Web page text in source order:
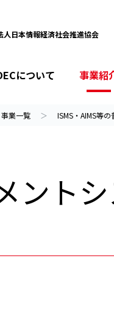
人日本情報経済社会推進協会
について 事業紹
事業一覧 ISMS・AIMS等の
ント